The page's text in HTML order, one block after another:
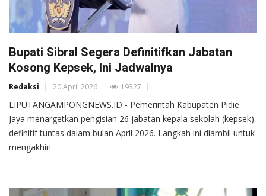
Bupati Sibral Segera Definitifkan Jabatan
Kosong Kepsek, Ini Jadwalnya
Redaksi 20 April 2026 19327
LIPUTANGAMPONGNEWS.ID - Pemerintah Kabupaten Pidie
Jaya menargetkan pengisian 26 jabatan kepala sekolah (kepsek)
definitif tuntas dalam bulan April 2026. Langkah ini diambil untuk
mengakhiri